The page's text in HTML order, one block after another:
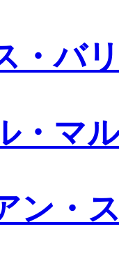
・バ
・マ
ン・